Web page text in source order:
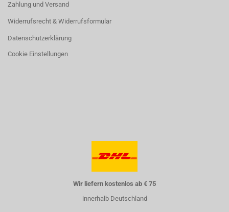
Zahlung und Versand
Widerrufsrecht & Widerrufsformular
Datenschutzerklärung
Cookie Einstellungen
Wir liefern kostenlos ab € 75
innerhalb Deutschland